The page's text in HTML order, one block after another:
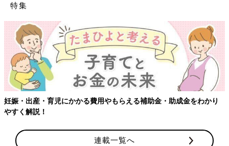
肌面コットンパジャマは敏感肌のお子さんにも◎。
肌寒い日や秋にもすぐに使えるので何枚もってても
おすすめ
特集
妊娠・出産・育児にかかる費用やもらえる補助金・助成金をわかり
やすく解説！
連載一覧へ